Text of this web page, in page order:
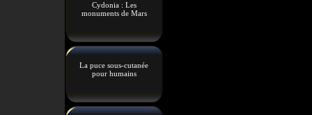
Cydonia : Les
monuments de Mars
La puce sous-cutanée
pour humains